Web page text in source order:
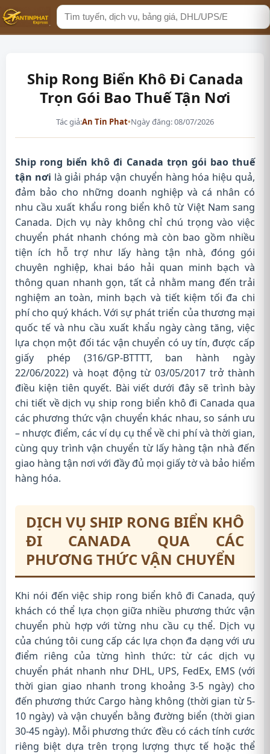
Tìm
kiếm
Ship Rong Biển Khô Đi Canada
Trọn Gói Bao Thuế Tận Nơi
Tác giả:An Tin Phat•Ngày đăng: 08/07/2026
Ship rong biển khô đi Canada trọn gói bao thuế
tận nơi là giải pháp vận chuyển hàng hóa hiệu quả,
đảm bảo cho những doanh nghiệp và cá nhân có
nhu cầu xuất khẩu rong biển khô từ Việt Nam sang
Canada. Dịch vụ này không chỉ chú trọng vào việc
chuyển phát nhanh chóng mà còn bao gồm nhiều
tiện ích hỗ trợ như lấy hàng tận nhà, đóng gói
chuyên nghiệp, khai báo hải quan minh bạch và
thông quan nhanh gọn, tất cả nhằm mang đến trải
nghiệm an toàn, minh bạch và tiết kiệm tối đa chi
phí cho quý khách. Với sự phát triển của thương mại
quốc tế và nhu cầu xuất khẩu ngày càng tăng, việc
lựa chọn một đối tác vận chuyển có uy tín, được cấp
giấy phép (316/GP-BTTTT, ban hành ngày
22/06/2022) và hoạt động từ 03/05/2017 trở thành
điều kiện tiên quyết. Bài viết dưới đây sẽ trình bày
chi tiết về dịch vụ ship rong biển khô đi Canada qua
các phương thức vận chuyển khác nhau, so sánh ưu
– nhược điểm, các ví dụ cụ thể về chi phí và thời gian,
cùng quy trình vận chuyển từ lấy hàng tận nhà đến
giao hàng tận nơi với đầy đủ mọi giấy tờ và bảo hiểm
hàng hóa.
DỊCH VỤ SHIP RONG BIỂN KHÔ
ĐI CANADA QUA CÁC
PHƯƠNG THỨC VẬN CHUYỂN
Khi nói đến việc ship rong biển khô đi Canada, quý
khách có thể lựa chọn giữa nhiều phương thức vận
chuyển phù hợp với từng nhu cầu cụ thể. Dịch vụ
của chúng tôi cung cấp các lựa chọn đa dạng với ưu
điểm riêng của từng hình thức: từ các dịch vụ
chuyển phát nhanh như DHL, UPS, FedEx, EMS (với
thời gian giao nhanh trong khoảng 3-5 ngày) cho
đến phương thức Cargo hàng không (thời gian từ 5-
10 ngày) và vận chuyển bằng đường biển (thời gian
30-45 ngày). Mỗi phương thức đều có cách tính cước
riêng biệt dựa trên trọng lượng thực tế hoặc thể